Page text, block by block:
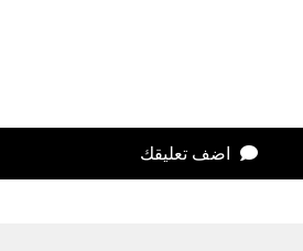
اضف تعليقك